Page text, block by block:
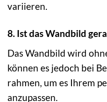
variieren.
8. Ist das Wandbild
Das Wandbild wird
können es jedoch bei
rahmen, um es Ihrem
anzupassen.